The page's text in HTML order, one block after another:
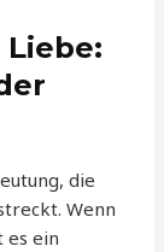
die
Wenn
es ein